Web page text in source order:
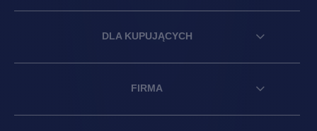
DLA KUPUJĄCYCH
FIRMA